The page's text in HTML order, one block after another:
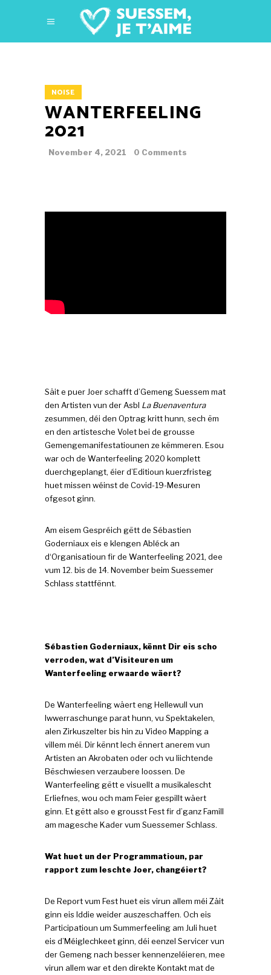
NOISE
WANTERFEELING
2021
November 4, 2021 0 Comments
Säit e puer Joer schafft d’Gemeng Suessem mat
den Artisten vun der Asbl La Buenaventura
zesummen, déi den Optrag kritt hunn, sech ëm
en den artistesche Volet bei de grousse
Gemengemanifestatiounen ze këmmeren. Esou
war och de Wanterfeeling 2020 komplett
duerchgeplangt, éier d’Editioun kuerzfristeg
huet missen wéinst de Covid-19-Mesuren
ofgesot ginn.
Am eisem Gespréich gëtt de Sébastien
Goderniaux eis e klengen Abléck an
d‘Organisatioun fir de Wanterfeeling 2021, dee
vum 12. bis de 14. November beim Suessemer
Schlass stattfënnt.
Sébastien Goderniaux, kënnt Dir eis scho
verroden, wat d’Visiteuren um
Wanterfeeling erwaarde wäert?
De Wanterfeeling wäert eng Hellewull vun
Iwwerraschunge parat hunn, vu Spektakelen,
alen Zirkuszelter bis hin zu Video Mapping a
villem méi. Dir kënnt Iech ënnert anerem vun
Artisten an Akrobaten oder och vu liichtende
Bëschwiesen verzaubere loossen. De
Wanterfeeling gëtt e visuellt a musikalescht
Erliefnes, wou och mam Feier gespillt wäert
ginn. Et gëtt also e grousst Fest fir d’ganz Famill
am magesche Kader vum Suessemer Schlass.
Wat huet un der Programmatioun, par
rapport zum leschte Joer, changéiert?
De Report vum Fest huet eis virun allem méi Zäit
ginn eis Iddie weider auszeschaffen. Och eis
Participatioun um Summerfeeling am Juli huet
eis d’Méiglechkeet ginn, déi eenzel Servicer vun
der Gemeng nach besser kennenzeléieren, mee
virun allem war et den direkte Kontakt mat de